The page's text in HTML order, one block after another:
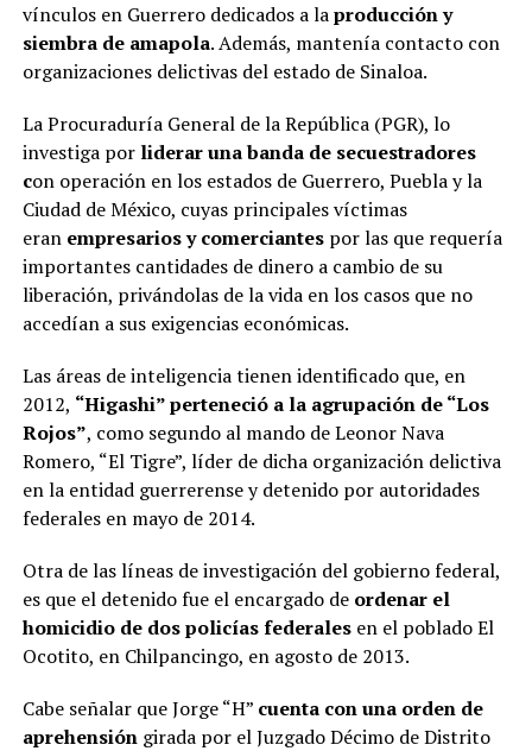
vínculos en Guerrero dedicados a laproducción y
siembra de amapola. Además, mantenía contacto con
organizaciones delictivas del estado de Sinaloa.
La Procuraduría General de la República (PGR), lo
investiga por liderar una banda de secuestradores
con operación en los estados de Guerrero, Puebla y la
Ciudad de México, cuyas principales víctimas
eran empresarios y comerciantespor las que requería
importantes cantidades de dinero a cambio de su
liberación, privándolas de la vida en los casos que no
accedían a sus exigencias económicas.
Las áreas de inteligencia tienen identificado que, en
2012, “Higashi” perteneció a la agrupación de “Los
Rojos”, como segundo al mando de Leonor Nava
Romero, “El Tigre”, líder de dicha organización delictiva
en la entidad guerrerense y detenido por autoridades
federales en mayo de 2014.
Otra de las líneas de investigación del gobierno federal,
es que el detenido fue el encargado de ordenar el
homicidio de dos policías federales en el poblado El
Ocotito, en Chilpancingo, en agosto de 2013.
Cabe señalar que Jorge “H” cuenta con una orden de
aprehensióngirada por el Juzgado Décimo de Distrito